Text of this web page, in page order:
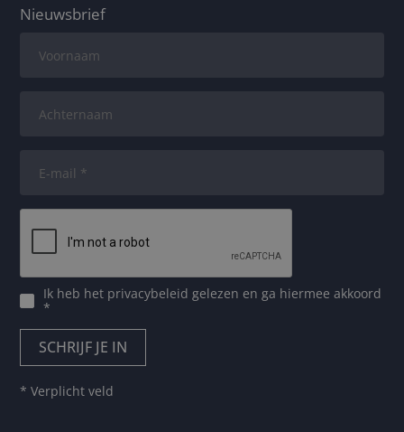
Nieuwsbrief
Ik heb het privacybeleid gelezen en ga hiermee akkoord
*
* Verplicht veld